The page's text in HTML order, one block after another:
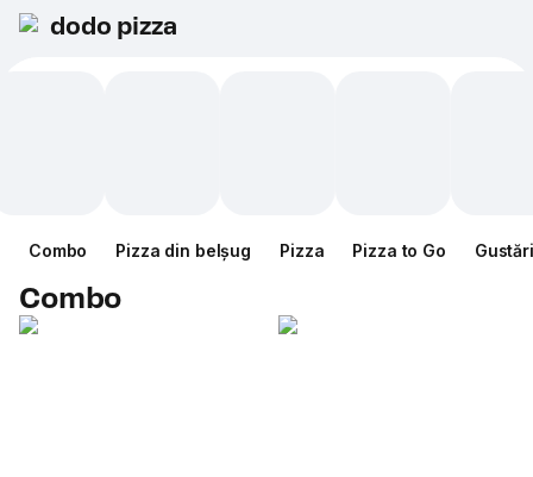
dodo pizza
Combo Pizza din belșug Pizza Pizza to Go Gustări
Combo